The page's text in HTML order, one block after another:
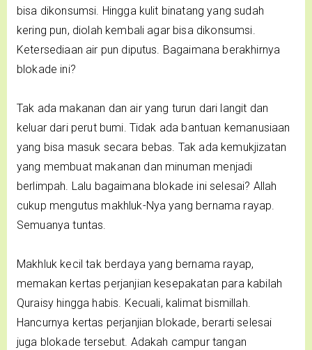
bisa dikonsumsi. Hingga kulit binatang yang sudah
kering pun, diolah kembali agar bisa dikonsumsi.
Ketersediaan air pun diputus. Bagaimana berakhirnya
blokade ini?
Tak ada makanan dan air yang turun dari langit dan
keluar dari perut bumi. Tidak ada bantuan kemanusiaan
yang bisa masuk secara bebas. Tak ada kemukjizatan
yang membuat makanan dan minuman menjadi
berlimpah. Lalu bagaimana blokade ini selesai? Allah
cukup mengutus makhluk-Nya yang bernama rayap.
Semuanya tuntas.
Makhluk kecil tak berdaya yang bernama rayap,
memakan kertas perjanjian kesepakatan para kabilah
Quraisy hingga habis. Kecuali, kalimat bismillah.
Hancurnya kertas perjanjian blokade, berarti selesai
juga blokade tersebut. Adakah campur tangan